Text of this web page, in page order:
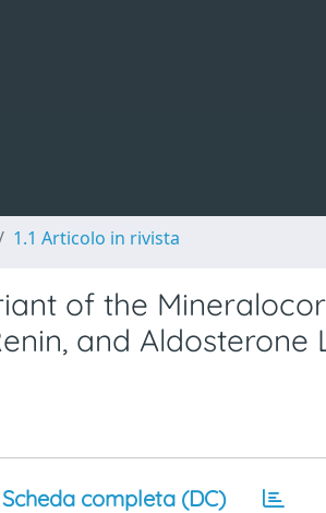
1.1 Articolo in rivista
of the
and Aldosterone
Scheda completa (DC)